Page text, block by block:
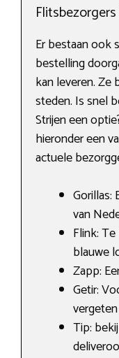
Er bestaan ook
bestelling
kan leveren. Ze
steden. Is snel
Strijen een
hieronder een
actuele
Gorillas:
van
Flink:
blauwe
Zapp:
Getir:
Tip: